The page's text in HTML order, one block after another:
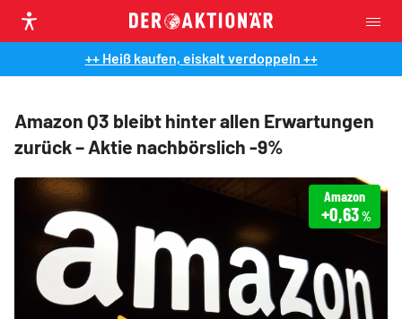
++ Heiß kaufen, eiskalt verdoppeln ++
Amazon Q3 bleibt hinter allen Erwartungen
zurück – Aktie nachbörslich -9%
Amazon
+0,63%